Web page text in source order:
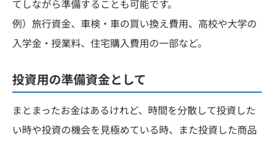
てしながら準備することも可能です。
例）旅行資金、車検・車の買い換え費用、高校や大学の
入学金・授業料、住宅購入費用の一部など。
投資用の準備資金として
まとまったお金はあるけれど、時間を分散して投資した
い時や投資の機会を見極めている時、また投資した商品